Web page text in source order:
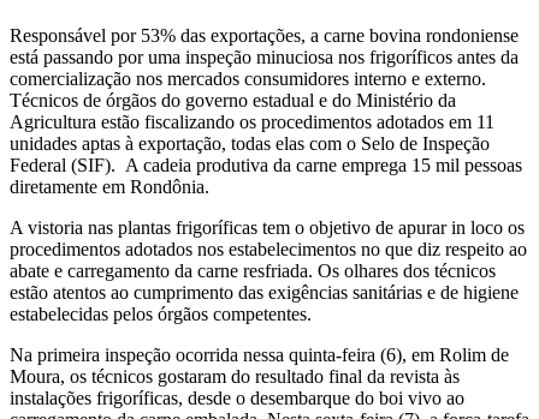
Responsável por 53% das exportações, a carne bovina rondoniense
está passando por uma inspeção minuciosa nos frigoríficos antes da
comercialização nos mercados consumidores interno e externo.
Técnicos de órgãos do governo estadual e do Ministério da
Agricultura estão fiscalizando os procedimentos adotados em 11
unidades aptas à exportação, todas elas com o Selo de Inspeção
Federal (SIF). A cadeia produtiva da carne emprega 15 mil pessoas
diretamente em Rondônia.
A vistoria nas plantas frigoríficas tem o objetivo de apurar in loco os
procedimentos adotados nos estabelecimentos no que diz respeito ao
abate e carregamento da carne resfriada. Os olhares dos técnicos
estão atentos ao cumprimento das exigências sanitárias e de higiene
estabelecidas pelos órgãos competentes.
Na primeira inspeção ocorrida nessa quinta-feira (6), em Rolim de
Moura, os técnicos gostaram do resultado final da revista às
instalações frigoríficas, desde o desembarque do boi vivo ao